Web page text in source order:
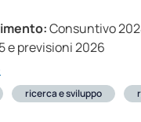
Consuntivo
e previsioni 2026
ricerca e sviluppo